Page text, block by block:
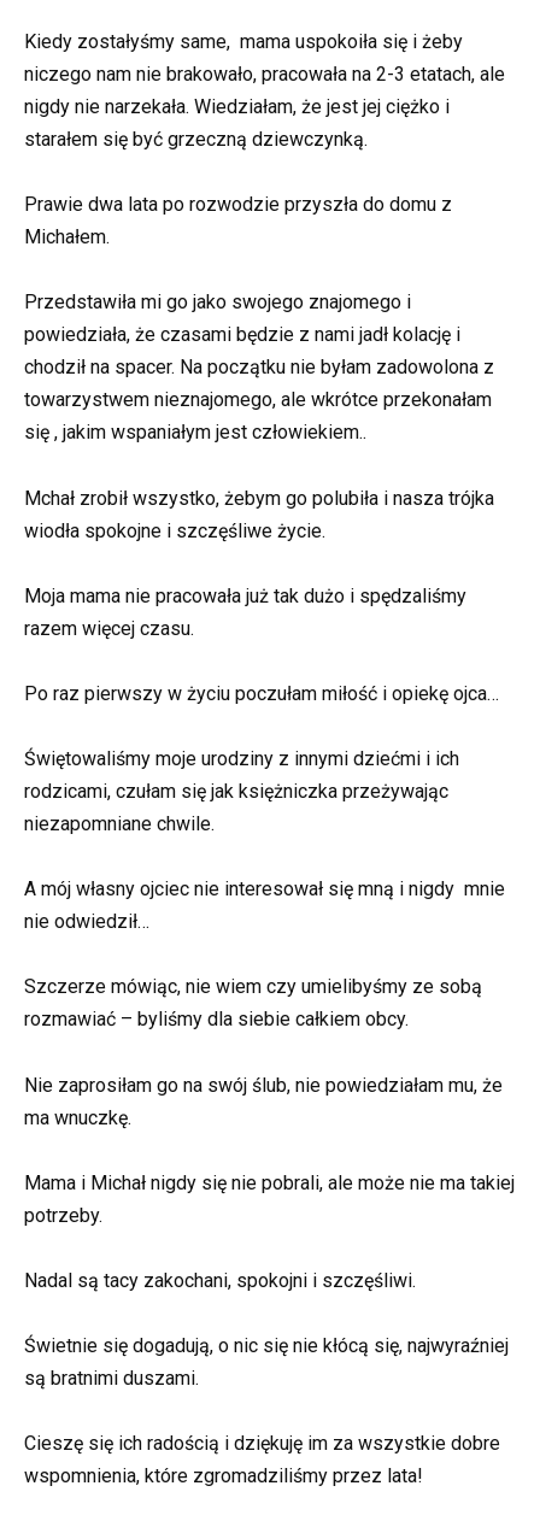
Kiedy zostałyśmy same, mama uspokoiła się i żeby
niczego nam nie brakowało, pracowała na 2-3 etatach, ale
nigdy nie narzekała. Wiedziałam, że jest jej ciężko i
starałem się być grzeczną dziewczynką.
Prawie dwa lata po rozwodzie przyszła do domu z
Michałem.
Przedstawiła mi go jako swojego znajomego i
powiedziała, że czasami będzie z nami jadł kolację i
chodził na spacer. Na początku nie byłam zadowolona z
towarzystwem nieznajomego, ale wkrótce przekonałam
się , jakim wspaniałym jest człowiekiem..
Mchał zrobił wszystko, żebym go polubiła i nasza trójka
wiodła spokojne i szczęśliwe życie.
Moja mama nie pracowała już tak dużo i spędzaliśmy
razem więcej czasu.
Po raz pierwszy w życiu poczułam miłość i opiekę ojca…
Świętowaliśmy moje urodziny z innymi dziećmi i ich
rodzicami, czułam się jak księżniczka przeżywając
niezapomniane chwile.
A mój własny ojciec nie interesował się mną i nigdy mnie
nie odwiedził…
Szczerze mówiąc, nie wiem czy umielibyśmy ze sobą
rozmawiać – byliśmy dla siebie całkiem obcy.
Nie zaprosiłam go na swój ślub, nie powiedziałam mu, że
ma wnuczkę.
Mama i Michał nigdy się nie pobrali, ale może nie ma takiej
potrzeby.
Nadal są tacy zakochani, spokojni i szczęśliwi.
Świetnie się dogadują, o nic się nie kłócą się, najwyraźniej
są bratnimi duszami.
Cieszę się ich radością i dziękuję im za wszystkie dobre
wspomnienia, które zgromadziliśmy przez lata!